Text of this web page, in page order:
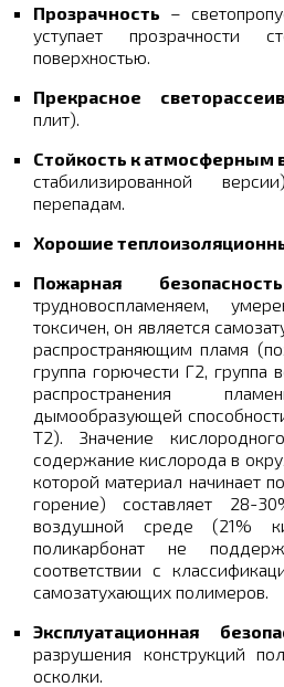
Прозрачность –
уступает прозрачности
поверхностью.
Прекрасное
плит).
Стойкость к атмосферным
стабилизированной
перепадам.
Хорошие
Пожарная безопасность
трудновоспламеняем,
токсичен, он является
распространяющим пламя
группа горючести Г2, группа
распространения
дымообразующей
Т2). Значение
содержание кислорода в
которой материал начинает
горение) составляет 28-
воздушной среде (21%
поликарбонат не
соответствии с
самозатухающих полимеров.
Эксплуатационная
разрушения конструкций
осколки.